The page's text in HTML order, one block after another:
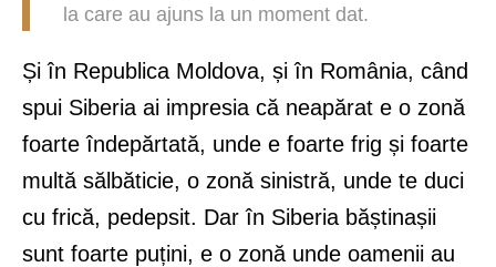
la care au ajuns la un moment dat.
Și în Republica Moldova, și în România, când
spui Siberia ai impresia că neapărat e o zonă
foarte îndepărtată, unde e foarte frig și foarte
multă sălbăticie, o zonă sinistră, unde te duci
cu frică, pedepsit. Dar în Siberia băștinașii
sunt foarte puțini, e o zonă unde oamenii au